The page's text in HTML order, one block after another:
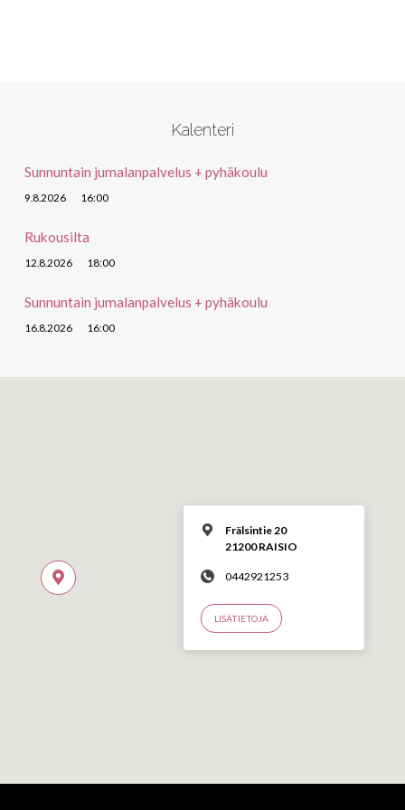
Kalenteri
Sunnuntain jumalanpalvelus + pyhäkoulu
9.8.2026 16:00
Rukousilta
12.8.2026 18:00
Sunnuntain jumalanpalvelus + pyhäkoulu
16.8.2026 16:00
Frälsintie 20
21200 RAISIO
0442921253
LISÄTIETOJA